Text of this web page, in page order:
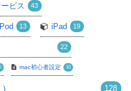
ビス 43
13 iPad 19
22
mac初心者設定 10
128